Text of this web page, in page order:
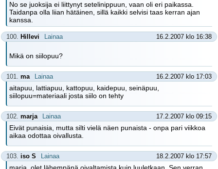
No se juoksija ei liittynyt setelinippuun, vaan oli eri paikassa.
Taidanpa olla liian hätäinen, sillä kaikki selvisi taas kerran ajan
kanssa.
100. Hillevi Lainaa 16.2.2007 klo 16:38
Mikä on siilopuu?
101. ma Lainaa 16.2.2007 klo 17:03
aitapuu, lattiapuu, kattopuu, kaidepuu, seinäpuu,
siilopuu=materiaali josta siilo on tehty
102. marja Lainaa 17.2.2007 klo 09:15
Eivät punaisia, mutta silti vielä näen punaista - onpa pari viikkoa
aikaa odottaa oivallusta.
103. iso S Lainaa 18.2.2007 klo 17:57